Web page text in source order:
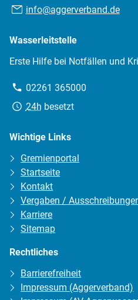
E-info@aggerverband.de
Wasserleitstelle
Erste Hilfe bei Notfällen und
Telefon:
02261 365000
Erreichbarkeit:
24h besetzt
Wichtige Links
Gremienportal
Startseite
Kontakt
Vergaben /
Karriere
Sitemap
Rechtliches
Barrierefreiheit
Impressum (Aggerverband)